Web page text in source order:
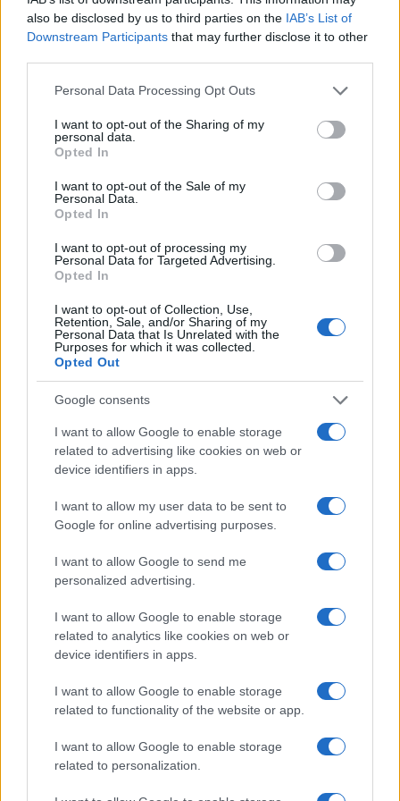
also be disclosed by us to third parties on the IAB’s List of
Downstream Participants that may further disclose it to other
Please note that this website/app uses one or more Google
not limited to your visit or usage behaviour. You may click to
grant or deny consent to Google and its third-party tags to
use your data for below specified purposes in below Google
consent section.
Personal Data Processing Opt Outs
I want to opt-out of the Sharing of my
personal data.
Opted In
I want to opt-out of the Sale of my
Personal Data.
Opted In
I want to opt-out of processing my
Personal Data for Targeted Advertising.
Opted In
I want to opt-out of Collection, Use,
Retention, Sale, and/or Sharing of my
Personal Data that Is Unrelated with the
Purposes for which it was collected.
Opted Out
Google consents
I want to allow Google to enable storage
related to advertising like cookies on web or
device identifiers in apps.
I want to allow my user data to be sent to
Google for online advertising purposes.
I want to allow Google to send me
personalized advertising.
I want to allow Google to enable storage
related to analytics like cookies on web or
device identifiers in apps.
I want to allow Google to enable storage
related to functionality of the website or app.
I want to allow Google to enable storage
related to personalization.
SPORTS
Champions League: Οι... υπόλοιποι πέρα
Λίβερπουλ με Ατλέτικο και Μπάγερν με
Τσέλσι
Δείτε το πρόγραμμα της ημέρας στη league
phase του Champions League
01/09/2025 - 00:25
Serie A: Ήττα... κάζο για Ίντερ - Τα
αποτελέσματα της αγωνιστικής
Η Ίντερ την… πάτησε στο «Σαν Σίρο»,
γνωρίζοντας εντός έδρας ήττα από την
Ουντινέζε (1-2), την ώρα που η Λάτσιο
διέλυε τη Βερόνα στο Ολίμπικο με 4-0